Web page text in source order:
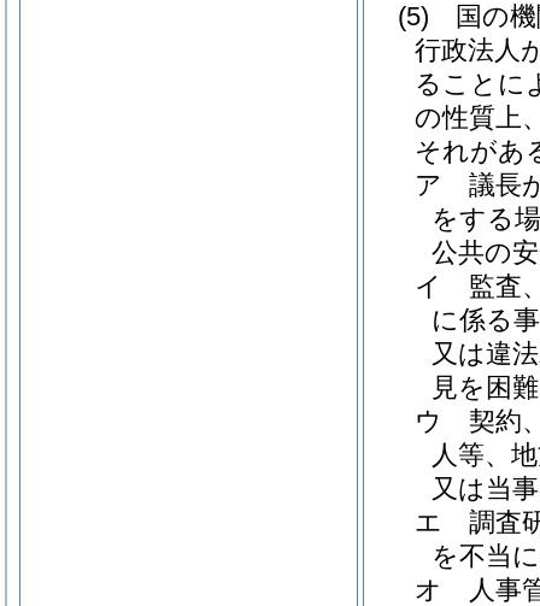
(5)
国の
行政法人
ることに
の性質上
それがあ
ア
議長
をする
公共の
イ
監査
に係る
又は違
見を困
ウ
契約
人等、
又は当
エ
調査
を不当
オ
人事